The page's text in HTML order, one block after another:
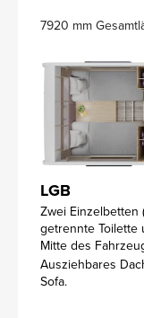
7920 mm
LGB
Zwei Einzelbetten
getrennte Toilette
Mitte des
Ausziehbares
Sofa.